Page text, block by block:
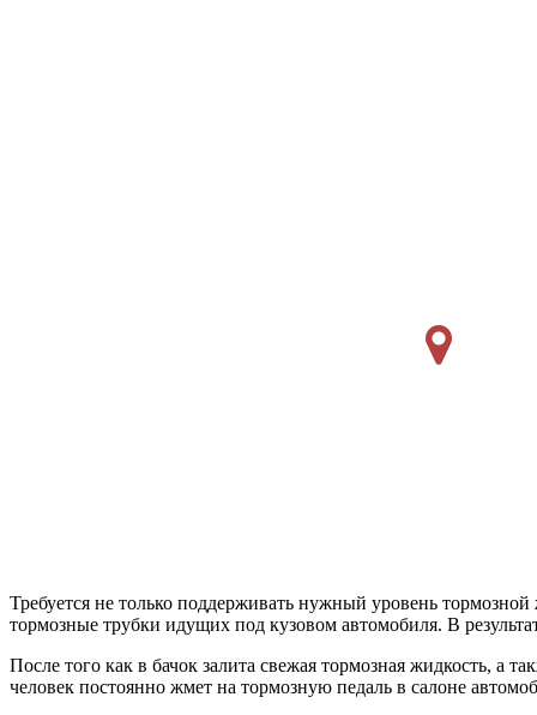
Требуется не только поддерживать нужный уровень
тормозные трубки идущих под кузовом автомобиля. В
После того как в бачок залита свежая тормозная жидкость, а
человек постоянно жмет на тормозную педаль в салоне